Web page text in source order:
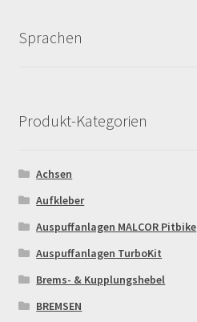
Sprachen
Produkt-Kategorien
Achsen
Aufkleber
Auspuffanlagen MALCOR Pitbike
Auspuffanlagen TurboKit
Brems- & Kupplungshebel
BREMSEN